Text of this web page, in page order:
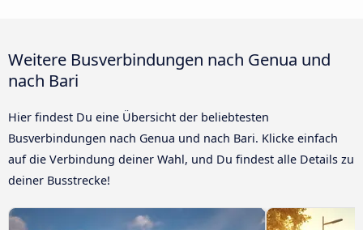
Weitere Busverbindungen nach Genua und
nach Bari
Hier findest Du eine Übersicht der beliebtesten
Busverbindungen nach Genua und nach Bari. Klicke einfach
auf die Verbindung deiner Wahl, und Du findest alle Details zu
deiner Busstrecke!